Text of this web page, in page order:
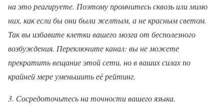
на это реагируете. Поэтому промчитесь сквозь или мимо
них, как если бы они были желтым, а не красным светом.
Так вы избавите клетки вашего мозга от бесполезного
возбуждения. Переключите канал: вы не можете
прекратить вещание этой сети, но в ваших силах по
крайней мере уменьшить её рейтинг.
3. Сосредоточьтесь на точности вашего языка.